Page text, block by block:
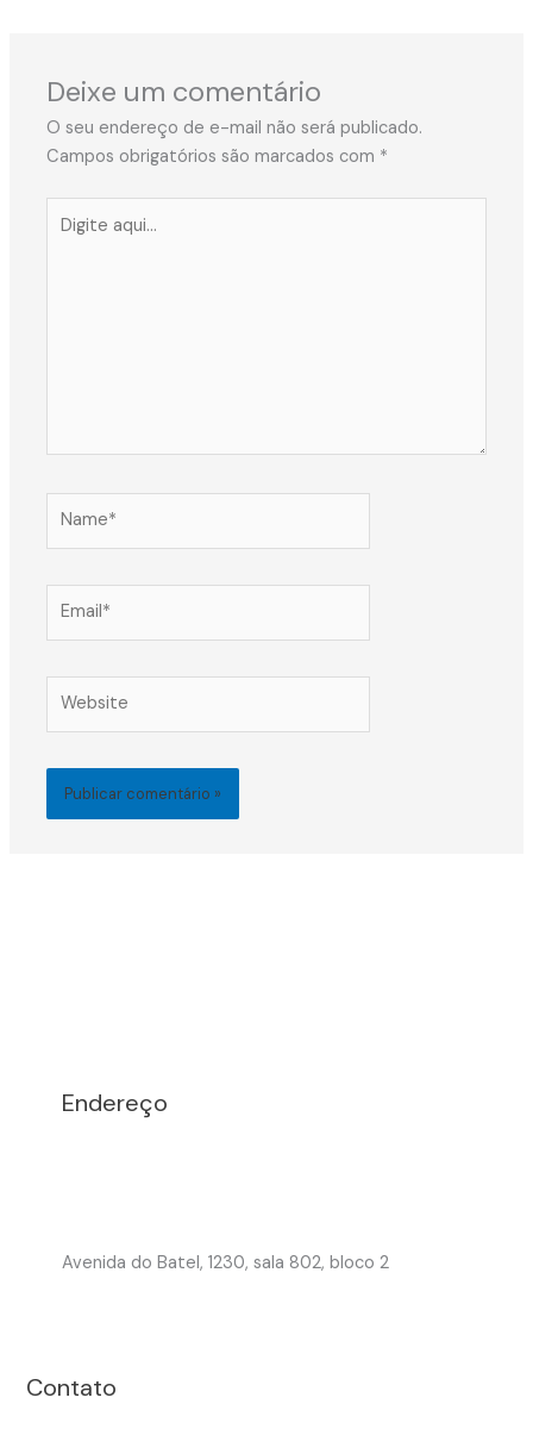
Deixe um comentário
O seu endereço de e-mail não será publicado.
Campos obrigatórios são marcados com *
aqui...
Endereço
Avenida do Batel, 1230, sala 802, bloco 2
Contato